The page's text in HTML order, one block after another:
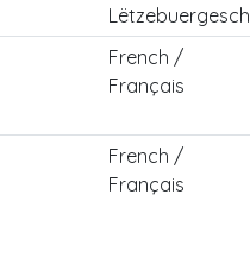
Lëtzebuergesch
French /
Français
French /
Français